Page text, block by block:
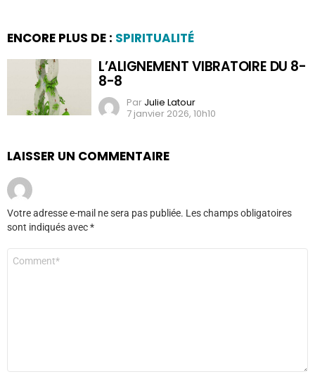
ENCORE PLUS DE : SPIRITUALITÉ
L’ALIGNEMENT VIBRATOIRE DU 8-
8-8
Par Julie Latour
7 janvier 2026, 10h10
LAISSER UN COMMENTAIRE
Votre adresse e-mail ne sera pas publiée. Les champs obligatoires
sont indiqués avec*
Commentaire